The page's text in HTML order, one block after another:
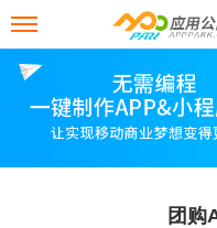
团购